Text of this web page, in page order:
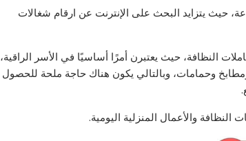
خدمات خادمة منزلية بالرياض بالشهر واليوم على مدار 24 ساعة، حيث يتزايد البحث على الإنترنت عن ارقام شغالات
النظافة، حيث يعتبرن أمرًا أساسيًا في الأسر الراقية،
وحمامات، وبالتالي يكون هناك حاجة ملحة للحصول
النظافة والأعمال المنزلية اليومية.